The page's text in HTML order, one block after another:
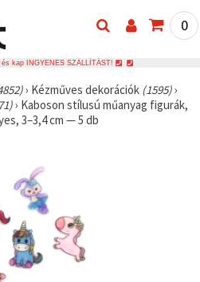
0
kap INGYENES SZÁLLÍTÁST!
› Kézműves dekorációk (1595)›
› Kaboson stílusú műanyag figurák,
3–3,4 cm — 5 db